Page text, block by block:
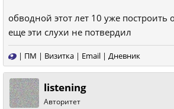
обводной этот лет 10 уже
еще эти слухи не потвердил
| ПМ | Визитка | Email | Дневник
listening
Авторитет